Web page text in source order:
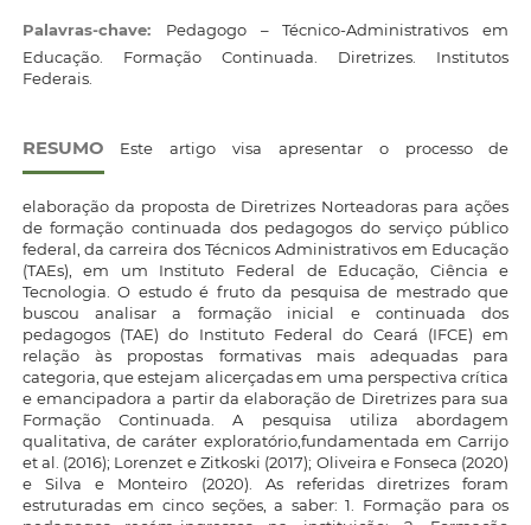
Palavras-chave: Pedagogo – Técnico-Administrativos em
Educação. Formação Continuada. Diretrizes. Institutos
Federais.
RESUMO Este artigo visa apresentar o processo de
elaboração da proposta de Diretrizes Norteadoras para ações
de formação continuada dos pedagogos do serviço público
federal, da carreira dos Técnicos Administrativos em Educação
(TAEs), em um Instituto Federal de Educação, Ciência e
Tecnologia. O estudo é fruto da pesquisa de mestrado que
buscou analisar a formação inicial e continuada dos
pedagogos (TAE) do Instituto Federal do Ceará (IFCE) em
relação às propostas formativas mais adequadas para
categoria, que estejam alicerçadas em uma perspectiva crítica
e emancipadora a partir da elaboração de Diretrizes para sua
Formação Continuada. A pesquisa utiliza abordagem
qualitativa, de caráter exploratório,fundamentada em Carrijo
et al. (2016); Lorenzet e Zitkoski (2017); Oliveira e Fonseca (2020)
e Silva e Monteiro (2020). As referidas diretrizes foram
estruturadas em cinco seções, a saber: 1. Formação para os